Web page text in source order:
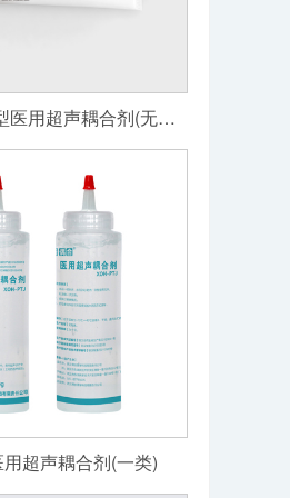
新偶合 消毒型医用超声耦合剂(无菌级)
超声耦合剂(一类)